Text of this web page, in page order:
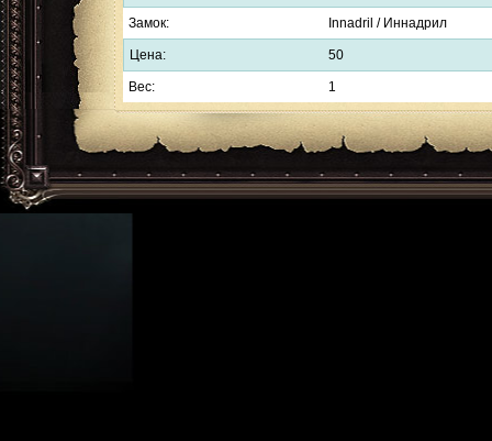
Замок: Innadril / Иннадрил
Цена: 50
Вес: 1